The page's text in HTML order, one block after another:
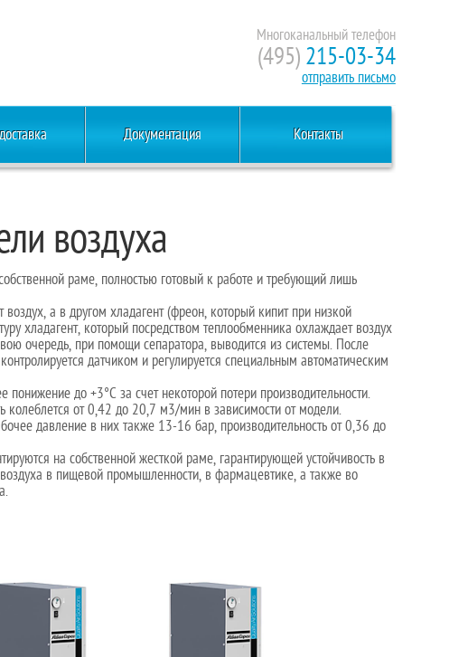
Многоканальный телефон
(495) 215-03-34
отправить письмо
Документация Контакты
воздуха
раме, полностью готовый к работе и требующий лишь
а в другом хладагент (фреон, который кипит при низкой
хладагент, который посредством теплообменника охлаждает воздух
очередь, при помощи сепаратора, выводится из системы. После
датчиком и регулируется специальным автоматическим
до +3°С за счет некоторой потери производительности.
колеблется от 0,42 до 20,7 м3/мин в зависимости от модели.
давление в них также 13-16 бар, производительность от 0,36 до
на собственной жесткой раме, гарантирующей устойчивость в
в пищевой промышленности, в фармацевтике, а также во